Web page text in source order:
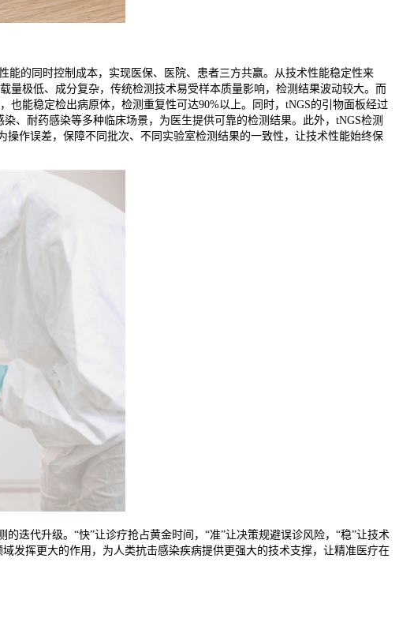
能的同时控制成本，实现医保、医院、患者三方共赢。从技术性能稳定性来
量极低、成分复杂，传统检测技术易受样本质量影响，检测结果波动较大。而
能稳定检出病原体，检测重复性可达90%以上。同时，tNGS的引物面板经过
、耐药感染等多种临床场景，为医生提供可靠的检测结果。此外，tNGS检测
作误差，保障不同批次、不同实验室检测结果的一致性，让技术性能始终保
迭代升级。“快”让诊疗抢占黄金时间，“准”让决策规避误诊风险，“稳”让技术
发挥更大的作用，为人类抗击感染疾病提供更强大的技术支撑，让精准医疗在